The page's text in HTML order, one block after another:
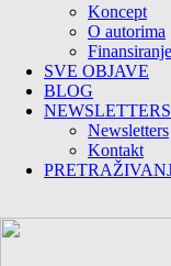
Koncept
O autorima
Finansiranje
SVE OBJAVE
BLOG
Newsletters
Kontakt